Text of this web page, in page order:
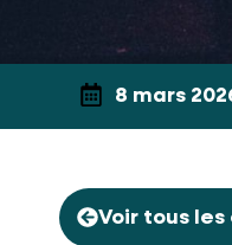
8 mars
Voir tous